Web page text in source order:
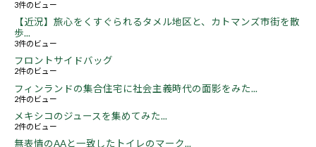
3件のビュー
【近況】旅心をくすぐられるタメル地区と、カトマンズ市街を散
歩...
3件のビュー
フロントサイドバッグ
2件のビュー
フィンランドの集合住宅に社会主義時代の面影をみた...
2件のビュー
メキシコのジュースを集めてみた...
2件のビュー
無表情のAAと一致したトイレのマーク...